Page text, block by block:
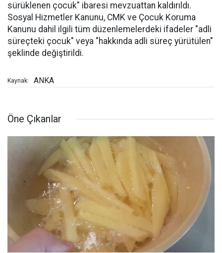
sürüklenen çocuk" ibaresi mevzuattan kaldırıldı.
Sosyal Hizmetler Kanunu, CMK ve Çocuk Koruma
Kanunu dahil ilgili tüm düzenlemelerdeki ifadeler "adli
süreçteki çocuk" veya "hakkında adli süreç yürütülen"
şeklinde değiştirildi.
Kaynak: ANKA
Öne Çıkanlar